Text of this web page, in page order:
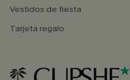
Vestidos de fiesta
Tarjeta regalo